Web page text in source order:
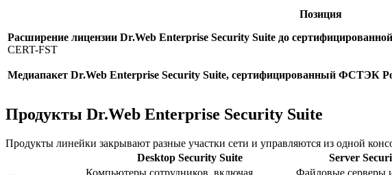
Позиция
Расширение лицензии Dr.Web Enterprise Security Suite до
CERT-FST
Медиапакет Dr.Web Enterprise Security Suite, сертифицированный ФСТЭК
Продукты Dr.Web Enterprise Security Suite
Продукты линейки закрывают разные участки сети и управляются из одной
Desktop Security Suite
Server
Компьютеры сотрудников, включая
Файловые серверы